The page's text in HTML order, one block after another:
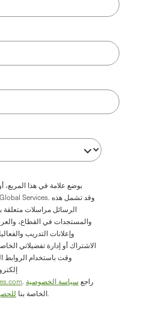
بوضع علامة في هذا
الرسائل مراسلات متعلقة
والمستجدات في القطاع،
وإعلانات التدريب
الاشتراك أو إدارة تفضيلاتي
وقت باستخدام الروابط
. راجع سياسة الخصوصية
الخاصة بنا